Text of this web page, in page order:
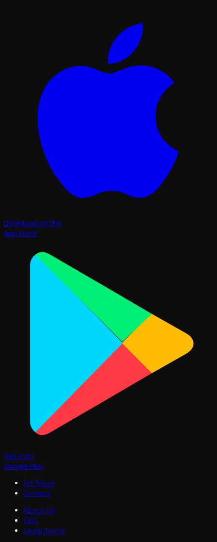
Download on the
App Store
Get it on
Google Play
Art News
Contact
About Us
FAQ
Legal Terms